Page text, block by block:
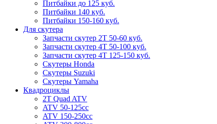
Питбайки до 125 куб.
Питбайки 140 куб.
Питбайки 150-160 куб.
Для скутера
Запчасти скутер 2Т 50-60 куб.
Запчасти скутер 4Т 50-100 куб.
Запчасти скутер 4Т 125-150 куб.
Скутеры Honda
Скутеры Suzuki
Скутеры Yamaha
Квадроциклы
2T Quad ATV
ATV 50-125cc
ATV 150-250cc